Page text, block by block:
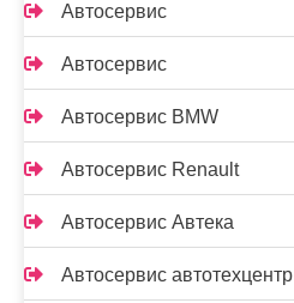
Автосервис
Автосервис
Автосервис BMW
Автосервис Renault
Автосервис Автека
Автосервис автотехцентр